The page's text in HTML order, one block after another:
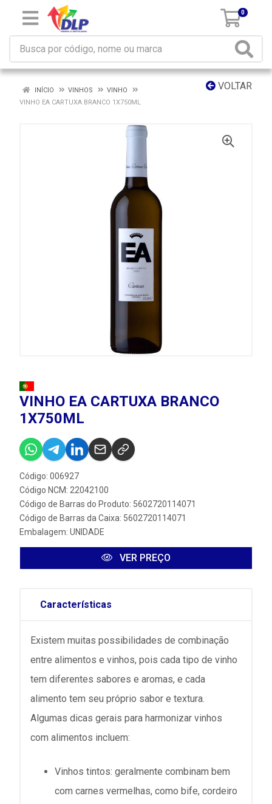
0
VOLTAR
INÍCIO VINHOS
VINHO
VINHO EA CARTUXA BRANCO 1X750ML
VINHO EA CARTUXA BRANCO
1X750ML
Código: 006927
Código NCM: 22042100
Código de Barras do Produto: 5602720114071
Código de Barras da Caixa: 5602720114071
Embalagem: UNIDADE
VER PREÇO
Características
Existem muitas possibilidades de combinação
entre alimentos e vinhos, pois cada tipo de vinho
tem diferentes sabores e aromas, e cada
alimento tem seu próprio sabor e textura.
Algumas dicas gerais para harmonizar vinhos
com alimentos incluem:
Vinhos tintos: geralmente combinam bem
com carnes vermelhas, como bife, cordeiro